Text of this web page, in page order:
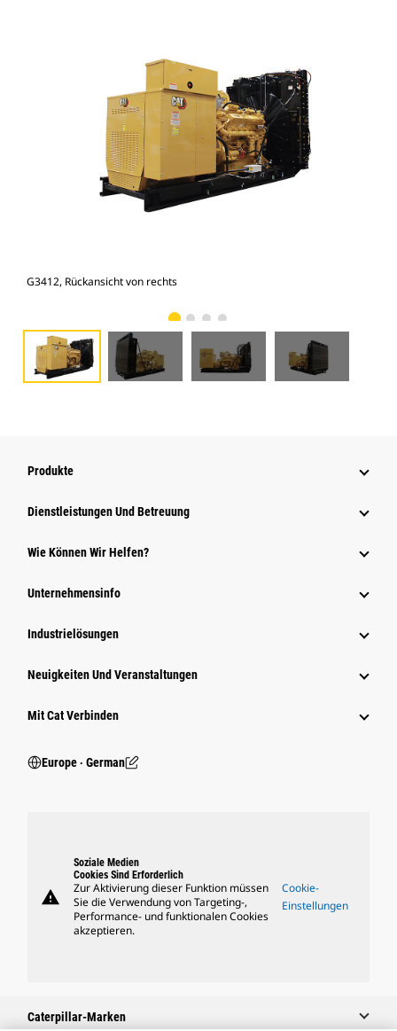
G3412, Rückansicht von rechts
Produkte
Dienstleistungen Und Betreuung
Wie Können Wir Helfen?
Unternehmensinfo
Industrielösungen
Neuigkeiten Und Veranstaltungen
Mit Cat Verbinden
Europe ‧ German
warning
Soziale Medien
Cookies Sind Erforderlich
Zur Aktivierung dieser Funktion müssen
Sie die Verwendung von Targeting-,
Performance- und funktionalen Cookies
akzeptieren.
Cookie-
Einstellungen
Caterpillar-Marken